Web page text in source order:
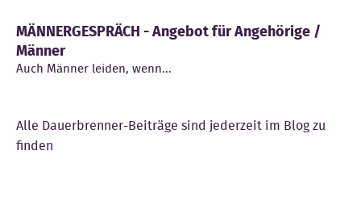
MÄNNERGESPRÄCH - Angebot für Angehörige /
Männer
Auch Männer leiden, wenn...
Alle Dauerbrenner-Beiträge sind jederzeit im Blog zu
finden